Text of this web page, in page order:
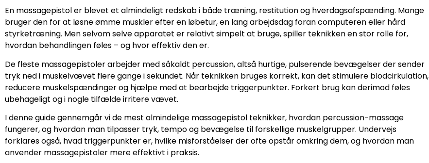
En massagepistol er blevet et almindeligt redskab i både træning, restitution og hverdagsafspænding. Mange
bruger den for at løsne ømme muskler efter en løbetur, en lang arbejdsdag foran computeren eller hård
styrketræning. Men selvom selve apparatet er relativt simpelt at bruge, spiller teknikken en stor rolle for,
hvordan behandlingen føles – og hvor effektiv den er.
De fleste massagepistoler arbejder med såkaldt percussion, altså hurtige, pulserende bevægelser der sender
tryk ned i muskelvævet flere gange i sekundet. Når teknikken bruges korrekt, kan det stimulere blodcirkulation,
reducere muskelspændinger og hjælpe med at bearbejde triggerpunkter. Forkert brug kan derimod føles
ubehageligt og i nogle tilfælde irritere vævet.
I denne guide gennemgår vi de mest almindelige massagepistol teknikker, hvordan percussion-massage
fungerer, og hvordan man tilpasser tryk, tempo og bevægelse til forskellige muskelgrupper. Undervejs
forklares også, hvad triggerpunkter er, hvilke misforståelser der ofte opstår omkring dem, og hvordan man
anvender massagepistoler mere effektivt i praksis.